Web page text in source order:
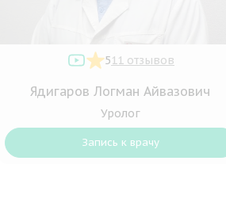
511 отзывов
Ядигаров Логман Айвазович
Уролог
Запись к врачу